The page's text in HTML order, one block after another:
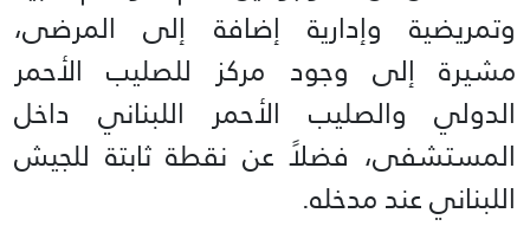
وتمريضية وإدارية إضافة إلى المرضى،
مشيرة إلى وجود مركز للصليب الأحمر
الدولي والصليب الأحمر اللبناني داخل
المستشفى، فضلاً عن نقطة ثابتة للجيش
اللبناني عند مدخله.